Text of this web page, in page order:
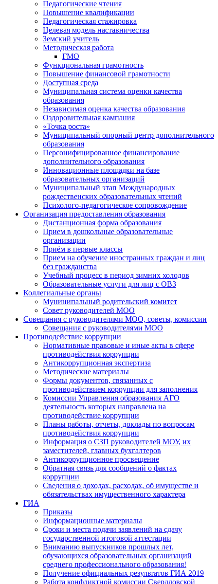
Педагогические чтения
Повышение квалификации
Педагогическая стажировка
Целевая модель наставничества
Земский учитель
Методическая работа
ГМО
Функциональная грамотность
Повышение финансовой грамотности
Доступная среда
Муниципальная система оценки качества
образования
Независимая оценка качества образования
Оздоровительная кампания
«Точка роста»
Муниципальный опорный центр дополнительного
образования
Персонифицированное финансирование
дополнительного образования
Инновационные площадки на базе
образовательных организаций
Муниципальный этап Международных
рождественских образовательных чтений
Психолого-педагогическое сопровождение
Организация предоставления образования
Дистанционная форма образования
Прием в дошкольные образовательные
организации
Приём в первые классы
Прием на обучение иностранных граждан и лиц
без гражданства
Учебный процесс в период зимних холодов
Образовательные услуги для лиц с ОВЗ
Коллегиальные органы
Муниципальный родительский комитет
Совет руководителей МОО
Совещания с руководителями МОО, советы, комиссии
Совещания с руководителями МОО
Противодействие коррупции
Нормативные правовые и иные акты в сфере
противодействия коррупции
Антикоррупционная экспертиза
Методические материалы
Формы документов, связанных с
противодействием коррупции для заполнения
Комиссии Управления образования АГО
деятельность которых направлена на
противодействие коррупции
Планы работы, отчеты, доклады по вопросам
противодействия коррупции
Информация о СЗП руководителей МОУ, их
заместителей, главных бухгалтеров
Антикоррупционное просвещение
Обратная связь для сообщений о фактах
коррупции
Сведения о доходах, расходах, об имуществе и
обязательствах имущественного характера
ГИА
Приказы
Информационные материалы
Сроки и места подачи заявлений на сдачу
государственной итоговой аттестации
Вниманию выпускников прошлых лет,
обучающихся образовательных организаций
среднего профессионального образования!
Получение официальных результатов ГИА 2019
Работа конфликтной комиссии Свердловской